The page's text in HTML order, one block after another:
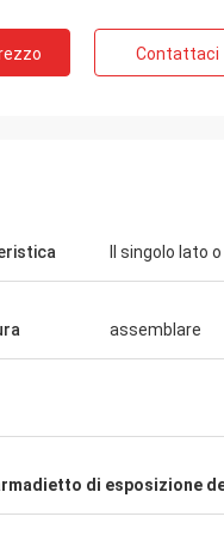
È
Contattaci
Il singolo lato
assemblare
di esposizione